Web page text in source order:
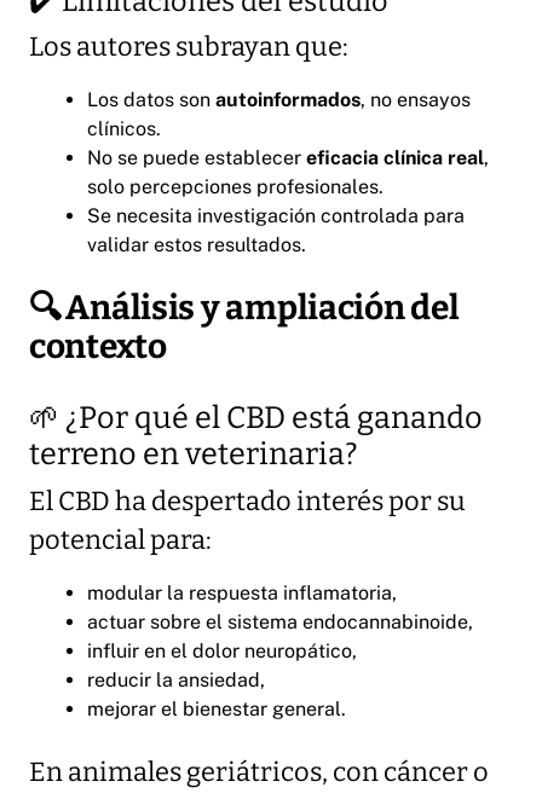
Los autores subrayan que:
Los datos son autoinformados, no ensayos
clínicos.
No se puede establecer eficacia clínica real,
solo percepciones profesionales.
Se necesita investigación controlada para
validar estos resultados.
🔍Análisis y ampliación del
contexto
🌱 ¿Por qué el CBD está ganando
terreno en veterinaria?
El CBD ha despertado interés por su
potencial para:
modular la respuesta inflamatoria,
actuar sobre el sistema endocannabinoide,
influir en el dolor neuropático,
reducir la ansiedad,
mejorar el bienestar general.
En animales geriátricos, con cáncer o